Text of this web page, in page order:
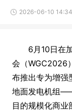
2026-06-10 14:34
6月10日在
会（WGC2026
布推出专为增强
地面发电机组
目的规模化商业